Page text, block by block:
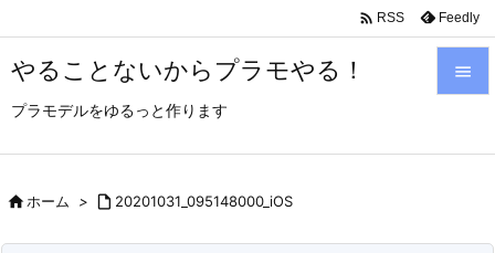
やることないからプラモやる！
プラモデルをゆるっと作ります

 RSS Feedly
ホーム >  20201031_095148000_iOS